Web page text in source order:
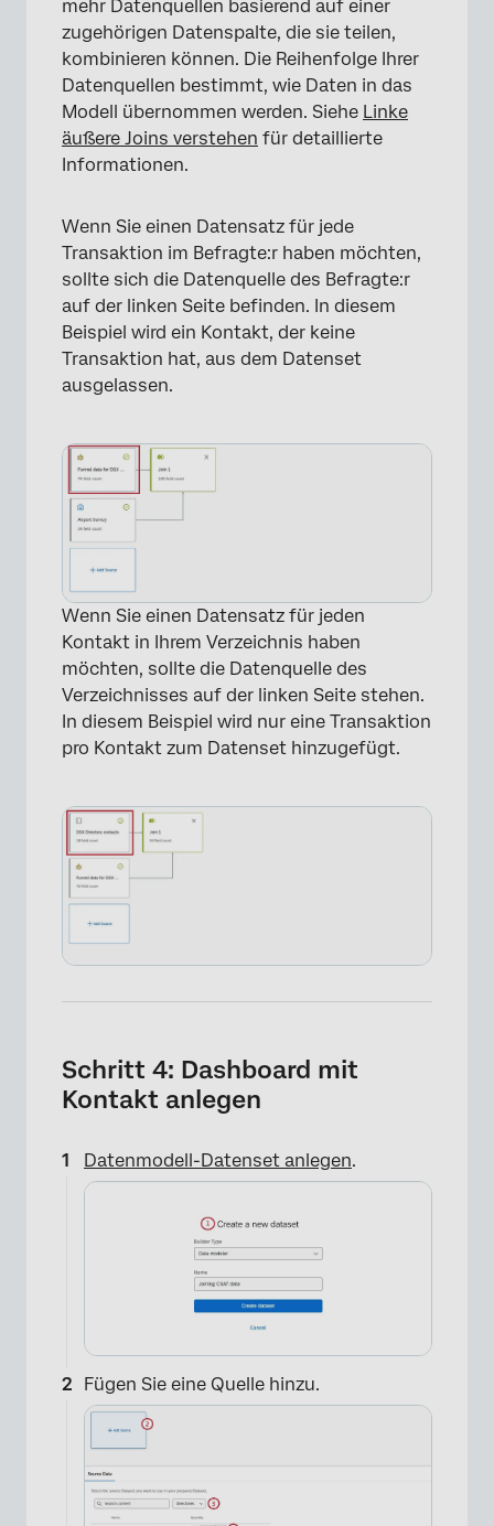
mehr Datenquellen basierend auf einer
zugehörigen Datenspalte, die sie teilen,
kombinieren können. Die Reihenfolge Ihrer
Datenquellen bestimmt, wie Daten in das
Modell übernommen werden. Siehe Linke
äußere Joins verstehen für detaillierte
Informationen.
Wenn Sie einen Datensatz für jede
Transaktion im Befragte:r haben möchten,
sollte sich die Datenquelle des Befragte:r
auf der linken Seite befinden. In diesem
Beispiel wird ein Kontakt, der keine
Transaktion hat, aus dem Datenset
ausgelassen.
Wenn Sie einen Datensatz für jeden
Kontakt in Ihrem Verzeichnis haben
möchten, sollte die Datenquelle des
Verzeichnisses auf der linken Seite stehen.
In diesem Beispiel wird nur eine Transaktion
pro Kontakt zum Datenset hinzugefügt.
Schritt 4: Dashboard mit
Kontakt anlegen
Datenmodell-Datenset anlegen.
Fügen Sie eine Quelle hinzu.